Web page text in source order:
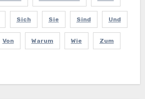
Sich Sie Sind Und
Von Warum Wie Zum